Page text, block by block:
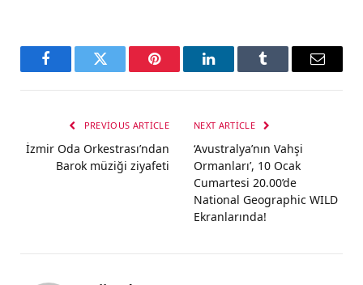
FacebookTwitter Pinterest LinkedInTumblr Email
PREVIOUS ARTICLE
İzmir Oda Orkestrası’ndan
Barok müziği ziyafeti
NEXT ARTICLE
‘Avustralya’nın Vahşi
Ormanları’, 10 Ocak
Cumartesi 20.00’de
National Geographic WILD
Ekranlarında!